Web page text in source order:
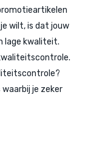
wilt, is dat jouw
lage kwaliteit.
je zeker